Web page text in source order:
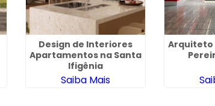
Design de Interiores
Apartamentos na Santa
Ifigênia
Saiba Mais
Arquiteto